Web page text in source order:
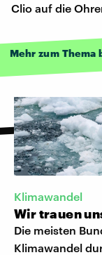
Clio auf die
Mehr zum
Klimawandel
Wir trauen
Die meisten
Klimawandel